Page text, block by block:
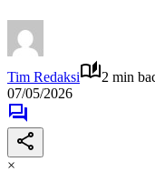
Tim Redaksi
2 min
07/05/2026
×